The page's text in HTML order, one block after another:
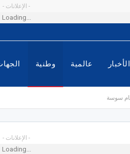
- الإعلانات -
Loading...
عالمية وطنية
سوسة
- الإعلانات -
Loading...